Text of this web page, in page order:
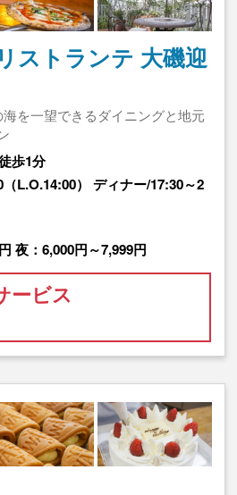
ストランテ 大磯迎
を一望できるダイニングと地元
歩1分
L.O.14:00） ディナー/17:30～2
夜：6,000円～7,999円
ービス